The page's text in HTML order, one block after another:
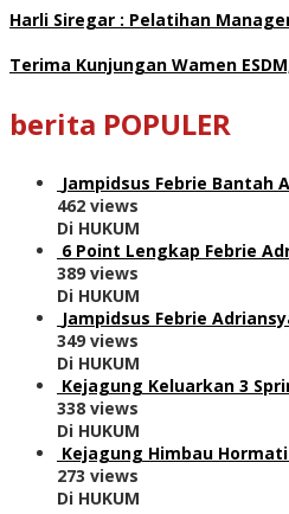
Harli Siregar : Pelatihan
Terima Kunjungan Wamen
berita POPULER
Jampidsus Febrie Bantah
462 views
Di HUKUM
6 Point Lengkap Febrie
389 views
Di HUKUM
Jampidsus Febrie
349 views
Di HUKUM
Kejagung Keluarkan 3
338 views
Di HUKUM
Kejagung Himbau
273 views
Di HUKUM